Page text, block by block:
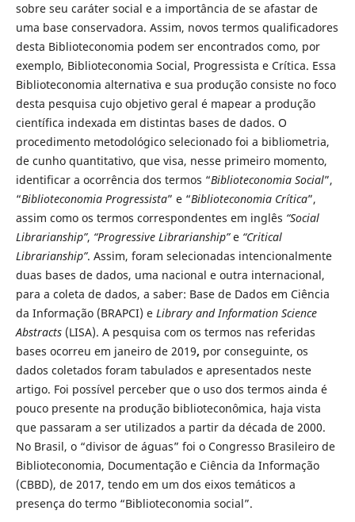
sobre seu caráter social e a importância de se afastar de
uma base conservadora. Assim, novos termos qualificadores
desta Biblioteconomia podem ser encontrados como, por
exemplo, Biblioteconomia Social, Progressista e Crítica. Essa
Biblioteconomia alternativa e sua produção consiste no foco
desta pesquisa cujo objetivo geral é mapear a produção
científica indexada em distintas bases de dados. O
procedimento metodológico selecionado foi a bibliometria,
de cunho quantitativo, que visa, nesse primeiro momento,
identificar a ocorrência dos termos “Biblioteconomia Social”,
“Biblioteconomia Progressista” e “Biblioteconomia Crítica”,
assim como os termos correspondentes em inglês “Social
Librarianship”, “Progressive Librarianship”e “Critical
Librarianship”. Assim, foram selecionadas intencionalmente
duas bases de dados, uma nacional e outra internacional,
para a coleta de dados, a saber: Base de Dados em Ciência
da Informação (BRAPCI) e Library and Information Science
Abstracts(LISA). A pesquisa com os termos nas referidas
bases ocorreu em janeiro de 2019, por conseguinte, os
dados coletados foram tabulados e apresentados neste
artigo. Foi possível perceber que o uso dos termos ainda é
pouco presente na produção biblioteconômica, haja vista
que passaram a ser utilizados a partir da década de 2000.
No Brasil, o “divisor de águas” foi o Congresso Brasileiro de
Biblioteconomia, Documentação e Ciência da Informação
(CBBD), de 2017, tendo em um dos eixos temáticos a
presença do termo “Biblioteconomia social”.